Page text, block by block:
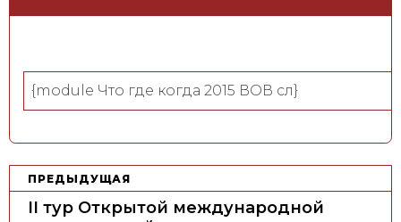
{module Что где когда 2015 ВОВ сл}
НПРЕДЫДУЩАЯ
II тур Открытой международной